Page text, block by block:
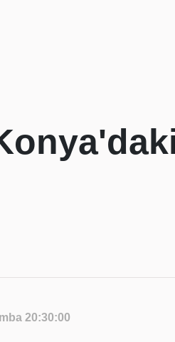
20:30:00